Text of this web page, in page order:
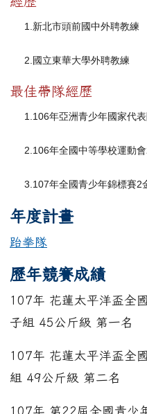
1. 新北市頭前國中外聘教練
2. 國立東華大學外聘教練
最佳帶隊經歷
1.106年亞洲青少年國家代
2.106年全國中等學校運動
3.107年全國青少年錦標賽2
年度計畫
跆拳隊
歷年競賽成績
107年 花蓮太平洋盃全
子組 45公斤級 第一名
107年 花蓮太平洋盃全
組 49公斤級 第二名
107年 第22屆全國青少